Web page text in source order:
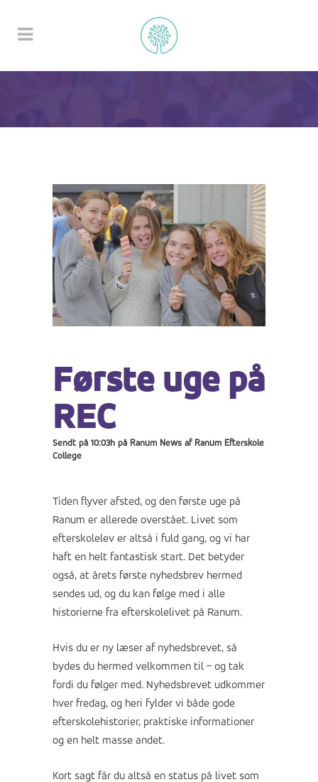
Første uge på
REC
Sendt på 10:03h på Ranum News af Ranum Efterskole
College
Tiden flyver afsted, og den første uge på
Ranum er allerede overstået. Livet som
efterskolelev er altså i fuld gang, og vi har
haft en helt fantastisk start. Det betyder
også, at årets første nyhedsbrev hermed
sendes ud, og du kan følge med i alle
historierne fra efterskolelivet på Ranum.
Hvis du er ny læser af nyhedsbrevet, så
bydes du hermed velkommen til – og tak
fordi du følger med. Nyhedsbrevet udkommer
hver fredag, og heri fylder vi både gode
efterskolehistorier, praktiske informationer
og en helt masse andet.
Kort sagt får du altså en status på livet som